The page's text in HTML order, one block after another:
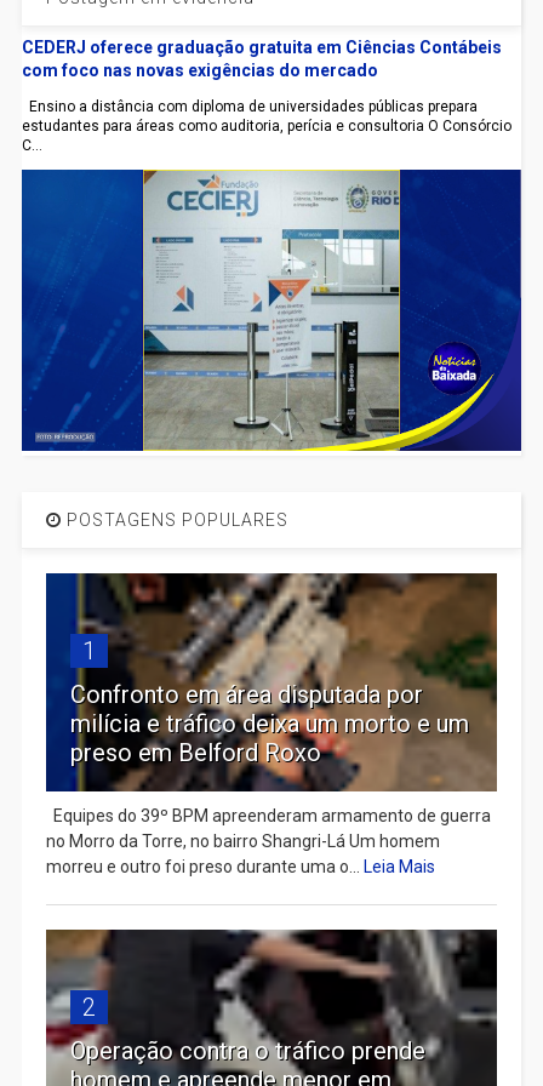
CEDERJ oferece graduação gratuita em Ciências Contábeis
com foco nas novas exigências do mercado
Ensino a distância com diploma de universidades públicas prepara
estudantes para áreas como auditoria, perícia e consultoria O Consórcio
C...
POSTAGENS POPULARES
1
Confronto em área disputada por
milícia e tráfico deixa um morto e um
preso em Belford Roxo
Equipes do 39º BPM apreenderam armamento de guerra
no Morro da Torre, no bairro Shangri-Lá Um homem
morreu e outro foi preso durante uma o...
Leia Mais
2
Operação contra o tráfico prende
homem e apreende menor em